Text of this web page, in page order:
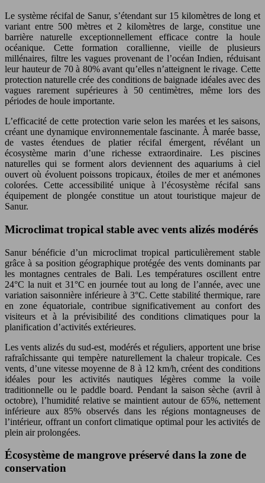
Le système récifal de Sanur, s’étendant sur 15 kilomètres de long et
variant entre 500 mètres et 2 kilomètres de large, constitue une
barrière naturelle exceptionnellement efficace contre la houle
océanique. Cette formation corallienne, vieille de plusieurs
millénaires, filtre les vagues provenant de l’océan Indien, réduisant
leur hauteur de 70 à 80% avant qu’elles n’atteignent le rivage. Cette
protection naturelle crée des conditions de baignade idéales avec des
vagues rarement supérieures à 50 centimètres, même lors des
périodes de houle importante.
L’efficacité de cette protection varie selon les marées et les saisons,
créant une dynamique environnementale fascinante. À marée basse,
de vastes étendues de platier récifal émergent, révélant un
écosystème marin d’une richesse extraordinaire. Les piscines
naturelles qui se forment alors deviennent des aquariums à ciel
ouvert où évoluent poissons tropicaux, étoiles de mer et anémones
colorées. Cette accessibilité unique à l’écosystème récifal sans
équipement de plongée constitue un atout touristique majeur de
Sanur.
Microclimat tropical stable avec vents alizés modérés
Sanur bénéficie d’un microclimat tropical particulièrement stable
grâce à sa position géographique protégée des vents dominants par
les montagnes centrales de Bali. Les températures oscillent entre
24°C la nuit et 31°C en journée tout au long de l’année, avec une
variation saisonnière inférieure à 3°C. Cette stabilité thermique, rare
en zone équatoriale, contribue significativement au confort des
visiteurs et à la prévisibilité des conditions climatiques pour la
planification d’activités extérieures.
Les vents alizés du sud-est, modérés et réguliers, apportent une brise
rafraîchissante qui tempère naturellement la chaleur tropicale. Ces
vents, d’une vitesse moyenne de 8 à 12 km/h, créent des conditions
idéales pour les activités nautiques légères comme la voile
traditionnelle ou le paddle board. Pendant la saison sèche (avril à
octobre), l’humidité relative se maintient autour de 65%, nettement
inférieure aux 85% observés dans les régions montagneuses de
l’intérieur, offrant un confort climatique optimal pour les activités de
plein air prolongées.
Écosystème de mangrove préservé dans la zone de
conservation